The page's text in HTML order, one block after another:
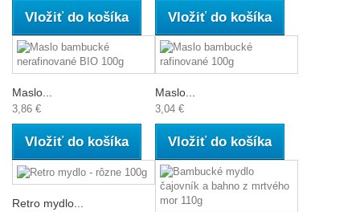
Vložiť do košíka Vložiť do košíka
Maslo...
3,86 €
Vložiť do košíka
Maslo...
3,04 €
Vložiť do košíka
Retro mydlo...